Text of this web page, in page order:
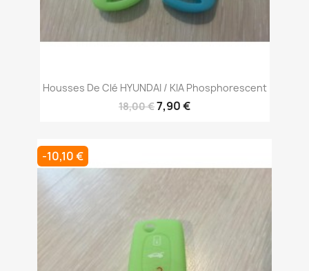
Housses De Clé HYUNDAI / KIA Phosphorescent
18,00 €7,90 €
-10,10 €